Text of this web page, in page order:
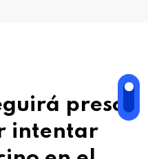
preso:
intentar